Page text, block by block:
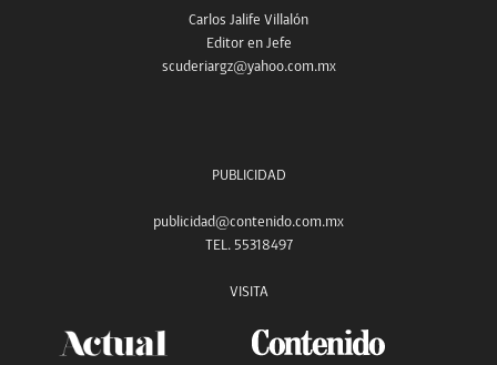
Carlos Jalife Villalón
Editor en Jefe
scuderiargz@yahoo.com.mx
PUBLICIDAD
publicidad@contenido.com.mx
TEL. 55318497
VISITA